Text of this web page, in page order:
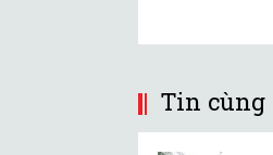
Tin cùng